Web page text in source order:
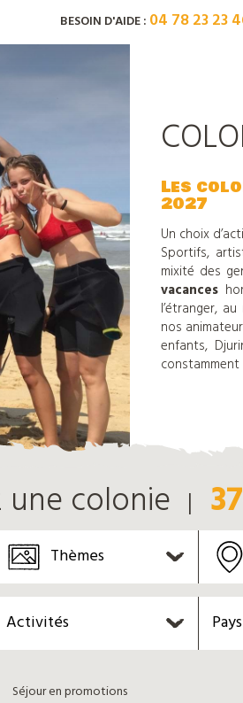
Mot de passe
Nouveau
BESOIN D'AIDE : 04 78 23 23
Les
2027
Un choix
Sportifs,
mixité des
vacances
l’étranger,
nos
enfants,
une colonie
Thèmes
Activités Pays
Séjour en promotions